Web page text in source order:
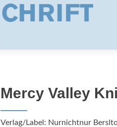
Mercy Valley
Verlag/Label: Nurnichtnur